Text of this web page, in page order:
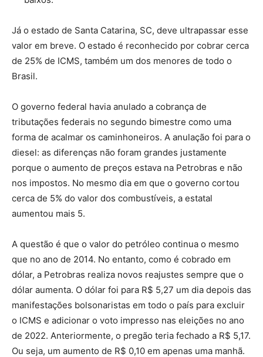
Já o estado de Santa Catarina, SC, deve ultrapassar esse
valor em breve. O estado é reconhecido por cobrar cerca
de 25% de ICMS, também um dos menores de todo o
Brasil.
O governo federal havia anulado a cobrança de
tributações federais no segundo bimestre como uma
forma de acalmar os caminhoneiros. A anulação foi para o
diesel: as diferenças não foram grandes justamente
porque o aumento de preços estava na Petrobras e não
nos impostos. No mesmo dia em que o governo cortou
cerca de 5% do valor dos combustíveis, a estatal
aumentou mais 5.
A questão é que o valor do petróleo continua o mesmo
que no ano de 2014. No entanto, como é cobrado em
dólar, a Petrobras realiza novos reajustes sempre que o
dólar aumenta. O dólar foi para R$ 5,27 um dia depois das
manifestações bolsonaristas em todo o país para excluir
o ICMS e adicionar o voto impresso nas eleições no ano
de 2022. Anteriormente, o pregão teria fechado a R$ 5,17.
Ou seja, um aumento de R$ 0,10 em apenas uma manhã.